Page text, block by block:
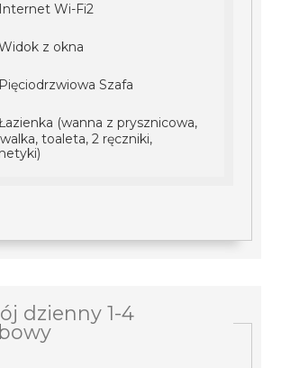
Internet Wi-Fi2
z okna
Pięciodrzwiowa Szafa
(wanna z prysznicowa,
toaleta, 2 ręczniki,
dzienny 1-4